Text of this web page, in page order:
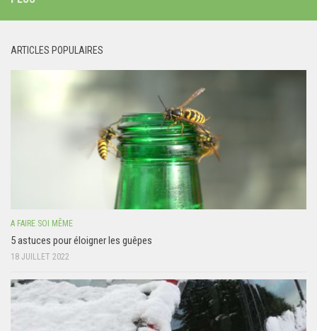
ARTICLES POPULAIRES
A FAIRE SOI MÊME
5 astuces pour éloigner les guêpes
18 JUILLET 2022